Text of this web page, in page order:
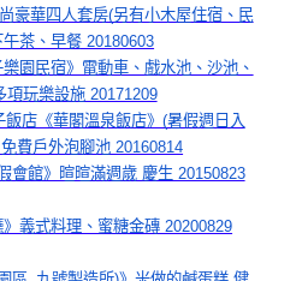
豪華四人套房(另有小木屋住宿、民
茶、早餐 20180603
園民宿》電動車、戲水池、沙池、
玩樂設施 20171209
店《華閣溫泉飯店》(暑假週日入
費戶外泡腳池 20160814
會館》暄暄滿週歲 慶生 20150823
義式料理、蜜糖金磚 20200829